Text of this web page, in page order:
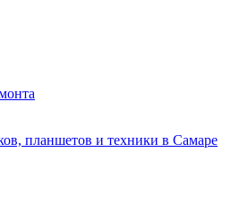
планшетов и техники в Самаре